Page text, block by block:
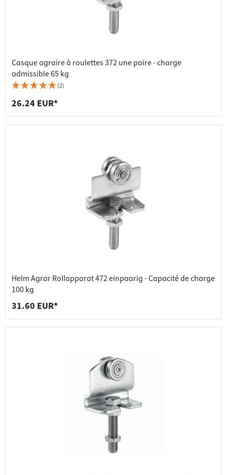
Casque agraire à roulettes 372 une paire - charge
admissible 65 kg
(2)
26.24 EUR*
Helm Agrar Rollapparat 472 einpaarig - Capacité de charge
100 kg
31.60 EUR*